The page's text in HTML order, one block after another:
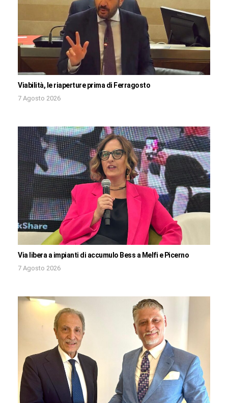
Viabilità, le riaperture prima di Ferragosto
7 Agosto 2026
Via libera a impianti di accumulo Bess a Melfi e Picerno
7 Agosto 2026